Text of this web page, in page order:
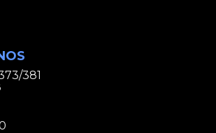
381